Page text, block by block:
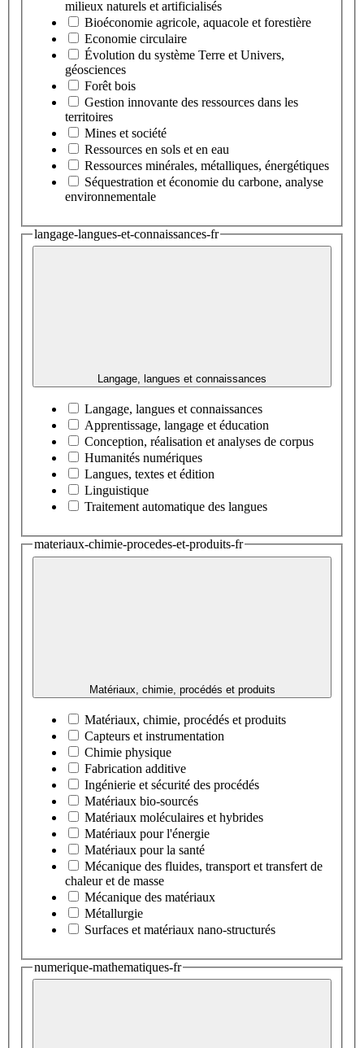
milieux naturels et artificialisés
Bioéconomie agricole, aquacole et forestière
Economie circulaire
Évolution du système Terre et Univers,
géosciences
Forêt bois
Gestion innovante des ressources dans les
territoires
Mines et société
Ressources en sols et en eau
Ressources minérales, métalliques, énergétiques
Séquestration et économie du carbone, analyse
environnementale
langage-langues-et-connaissances-fr
Langage, langues et connaissances
Langage, langues et connaissances
Apprentissage, langage et éducation
Conception, réalisation et analyses de corpus
Humanités numériques
Langues, textes et édition
Linguistique
Traitement automatique des langues
materiaux-chimie-procedes-et-produits-fr
Matériaux, chimie, procédés et produits
Matériaux, chimie, procédés et produits
Capteurs et instrumentation
Chimie physique
Fabrication additive
Ingénierie et sécurité des procédés
Matériaux bio-sourcés
Matériaux moléculaires et hybrides
Matériaux pour l'énergie
Matériaux pour la santé
Mécanique des fluides, transport et transfert de
chaleur et de masse
Mécanique des matériaux
Métallurgie
Surfaces et matériaux nano-structurés
numerique-mathematiques-fr